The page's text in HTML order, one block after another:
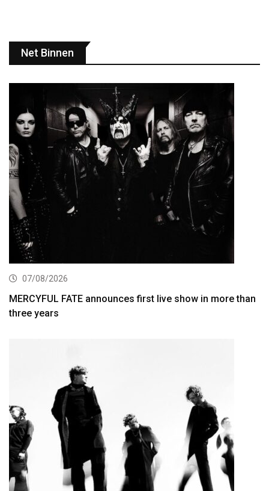
Net Binnen
07/08/2026
MERCYFUL FATE announces first live show in more than
three years